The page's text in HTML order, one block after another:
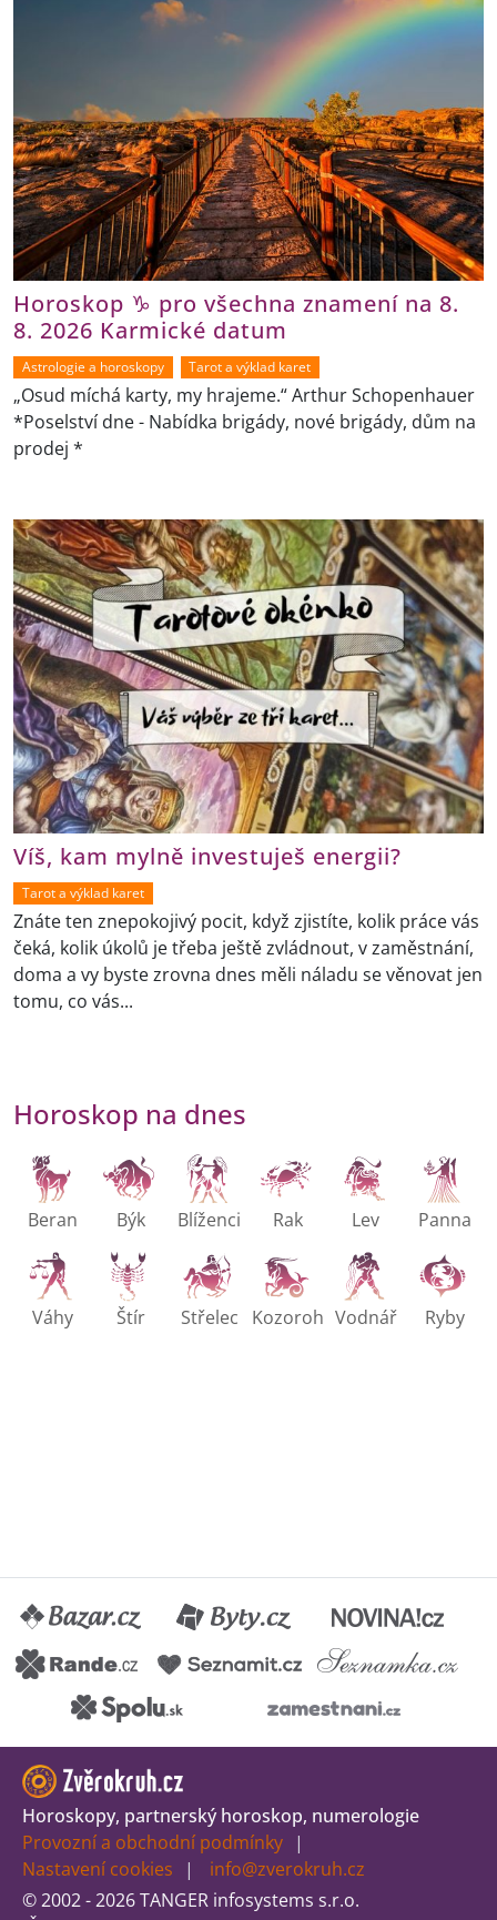
Horoskop ♑ pro všechna znamení na 8.
8. 2026 Karmické datum
Astrologie a horoskopy Tarot a výklad karet
„Osud míchá karty, my hrajeme.“ Arthur Schopenhauer
*Poselství dne - Nabídka brigády, nové brigády, dům na
prodej *
Víš, kam mylně investuješ energii?
Tarot a výklad karet
Znáte ten znepokojivý pocit, když zjistíte, kolik práce vás
čeká, kolik úkolů je třeba ještě zvládnout, v zaměstnání,
doma a vy byste zrovna dnes měli náladu se věnovat jen
tomu, co vás...
Horoskop na dnes
Beran Býk Blíženci Rak Lev Panna
Váhy Štír Střelec Kozoroh Vodnář Ryby
Horoskopy, partnerský horoskop, numerologie
Provozní a obchodní podmínky
Nastavení cookies
info@zverokruh.cz
© 2002 - 2026 TANGER infosystems s.r.o.